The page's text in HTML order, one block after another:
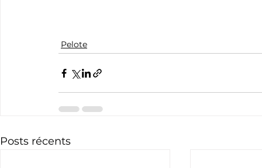
Pelote
Posts récents